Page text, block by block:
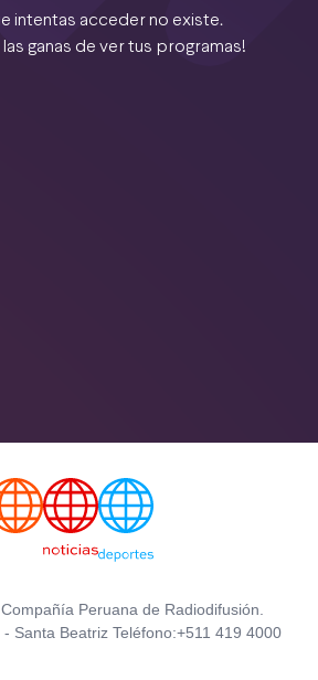
intentas acceder no existe.
ganas de ver tus programas!
Peruana de Radiodifusión.
Santa Beatriz Teléfono:+511 419 4000